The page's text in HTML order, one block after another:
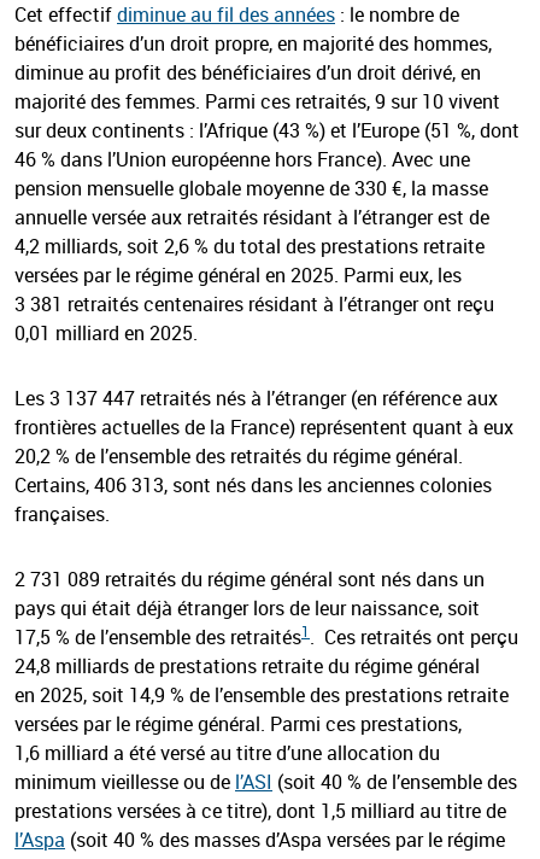
Cet effectifdiminue au fil des années : le nombre de
bénéficiaires d’un droit propre, en majorité des hommes,
diminue au profit des bénéficiaires d’un droit dérivé, en
majorité des femmes. Parmi ces retraités, 9 sur 10 vivent
sur deux continents : l’Afrique (43 %) et l’Europe (51 %, dont
46 % dans l’Union européenne hors France). Avec une
pension mensuelle globale moyenne de 330 €, la masse
annuelle versée aux retraités résidant à l’étranger est de
4,2 milliards, soit 2,6 % du total des prestations retraite
versées par le régime général en 2025. Parmi eux, les
3 381 retraités centenaires résidant à l’étranger ont reçu
0,01 milliard en 2025.
Les 3 137 447 retraités nés à l’étranger (en référence aux
frontières actuelles de la France) représentent quant à eux
20,2 % de l’ensemble des retraités du régime général.
Certains, 406 313, sont nés dans les anciennes colonies
françaises.
2 731 089 retraités du régime général sont nés dans un
pays qui était déjà étranger lors de leur naissance, soit
17,5 % de l’ensemble des retraités1 . Ces retraités ont perçu
24,8 milliards de prestations retraite du régime général
en 2025, soit 14,9 % de l’ensemble des prestations retraite
versées par le régime général. Parmi ces prestations,
1,6 milliard a été versé au titre d’une allocation du
minimum vieillesse ou de l’ASI (soit 40 % de l’ensemble des
prestations versées à ce titre), dont 1,5 milliard au titre de
l’Aspa (soit 40 % des masses d’Aspa versées par le régime